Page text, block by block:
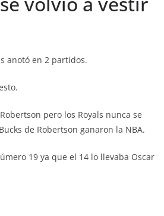
anotó en 2 partidos.
pero los Royals nunca se
de Robertson ganaron la NBA.
19 ya que el 14 lo llevaba Oscar